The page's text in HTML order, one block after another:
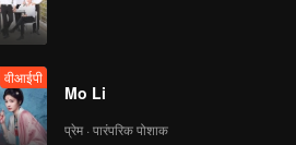
वीआईपी
Mo Li
प्रेम · पारंपरिक पोशाक